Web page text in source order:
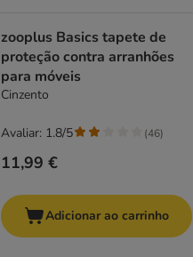
zooplus Basics tapete de
proteção contra arranhões
para móveis
Cinzento
11,99 €
Avaliar: 1.8/5 (46)
Adicionar ao carrinho